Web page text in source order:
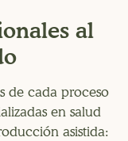
al
de cada proceso
en salud
asistida: